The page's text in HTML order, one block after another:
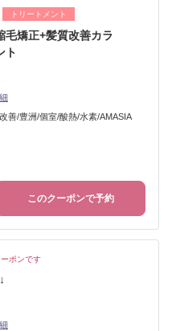
トリートメント
毛矯正+髪質改善カラ
ト
善/豊洲/個室/酸熱/水素/AMASIA
このクーポンで予約
ポンです